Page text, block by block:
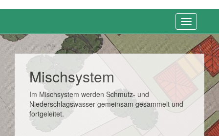
Toggle
navigation
Mischsystem
Im Mischsystem werden Schmutz- und
Niederschlagswasser gemeinsam gesammelt und
fortgeleitet.